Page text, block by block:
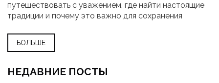
путешествовать с уважением, где найти настоящие
традиции и почему это важно для сохранения
БОЛЬШЕ
НЕДАВНИЕ ПОСТЫ